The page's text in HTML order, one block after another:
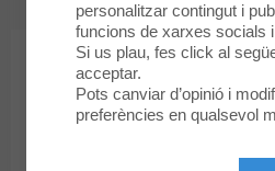
INFANTIL
DRIM
personalitzar contingut i
funcions de xarxes socials
Si us plau, fes click al
acceptar.
Pots canviar d’opinió i
preferències en qualsevol